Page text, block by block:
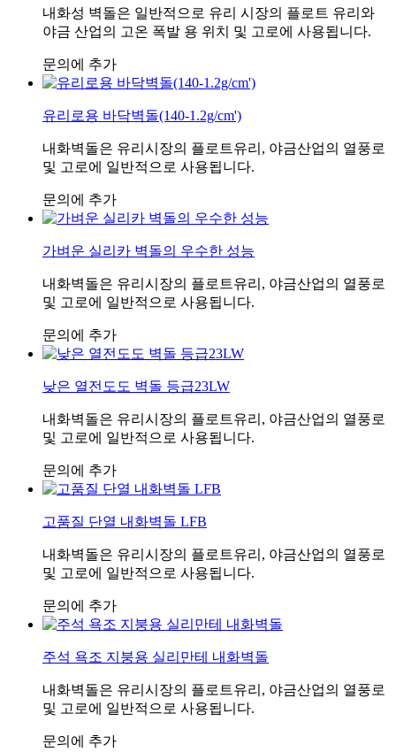
내화성 벽돌은 일반적으로 유리 시장의 플로트 유리와
야금 산업의 고온 폭발 용 위치 및 고로에 사용됩니다.
문의에 추가
유리로용 바닥벽돌(140-1.2g/cm')
내화벽돌은 유리시장의 플로트유리, 야금산업의 열풍로
및 고로에 일반적으로 사용됩니다.
문의에 추가
가벼운 실리카 벽돌의 우수한 성능
내화벽돌은 유리시장의 플로트유리, 야금산업의 열풍로
및 고로에 일반적으로 사용됩니다.
문의에 추가
낮은 열전도도 벽돌 등급23LW
내화벽돌은 유리시장의 플로트유리, 야금산업의 열풍로
및 고로에 일반적으로 사용됩니다.
문의에 추가
고품질 단열 내화벽돌 LFB
내화벽돌은 유리시장의 플로트유리, 야금산업의 열풍로
및 고로에 일반적으로 사용됩니다.
문의에 추가
주석 욕조 지붕용 실리만테 내화벽돌
내화벽돌은 유리시장의 플로트유리, 야금산업의 열풍로
및 고로에 일반적으로 사용됩니다.
문의에 추가